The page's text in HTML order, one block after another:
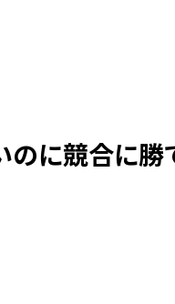
に競合に勝